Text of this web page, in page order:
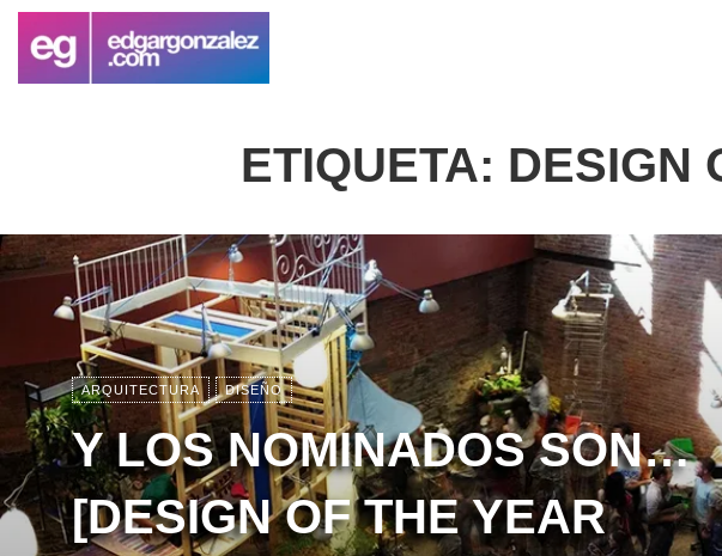
ETIQUETA: DESIGN
ARQUITECTURA DISEÑO
Y LOS NOMINADOS SON…
[DESIGN OF THE YEAR